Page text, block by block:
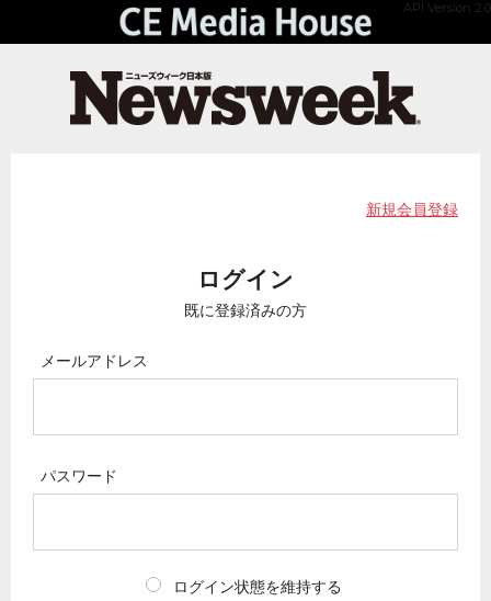
API Version 2.0
新規会員登録
ログイン
既に登録済みの方
メールアドレス
パスワード
ログイン状態を維持する